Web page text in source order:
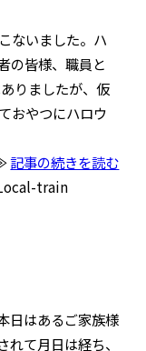
ないました。ハ
の皆様、職員と
りましたが、仮
やつにハロウ
記事の続きを読む
train
日はあるご家族様
て月日は経ち、